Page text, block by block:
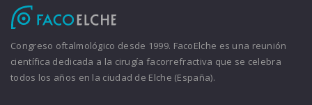
Congreso oftalmológico desde 1999. FacoElche es una reunión
científica dedicada a la cirugía facorrefractiva que se celebra
todos los años en la ciudad de Elche (España).